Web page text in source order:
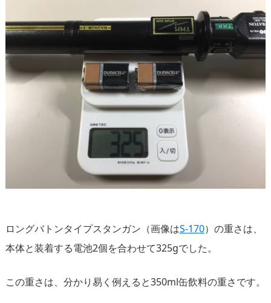
ロングバトンタイプスタンガン（画像はS-170）の重さは、
本体と装着する電池2個を合わせて325gでした。
この重さは、分かり易く例えると350ml缶飲料の重さです。